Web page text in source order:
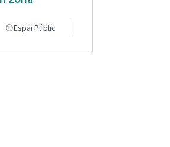
Espai Públic